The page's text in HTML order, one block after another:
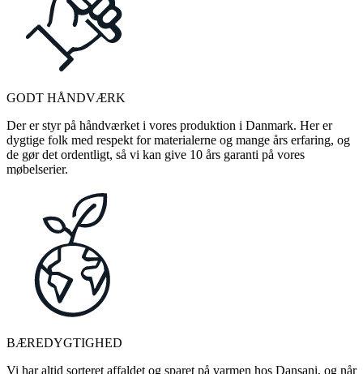
GODT HÅNDVÆRK
Der er styr på håndværket i vores produktion i Danmark. Her er
dygtige folk med respekt for materialerne og mange års erfaring, og
de gør det ordentligt, så vi kan give 10 års garanti på vores
møbelserier.
BÆREDYGTIGHED
Vi har altid sorteret affaldet og sparet på varmen hos Dansani, og når